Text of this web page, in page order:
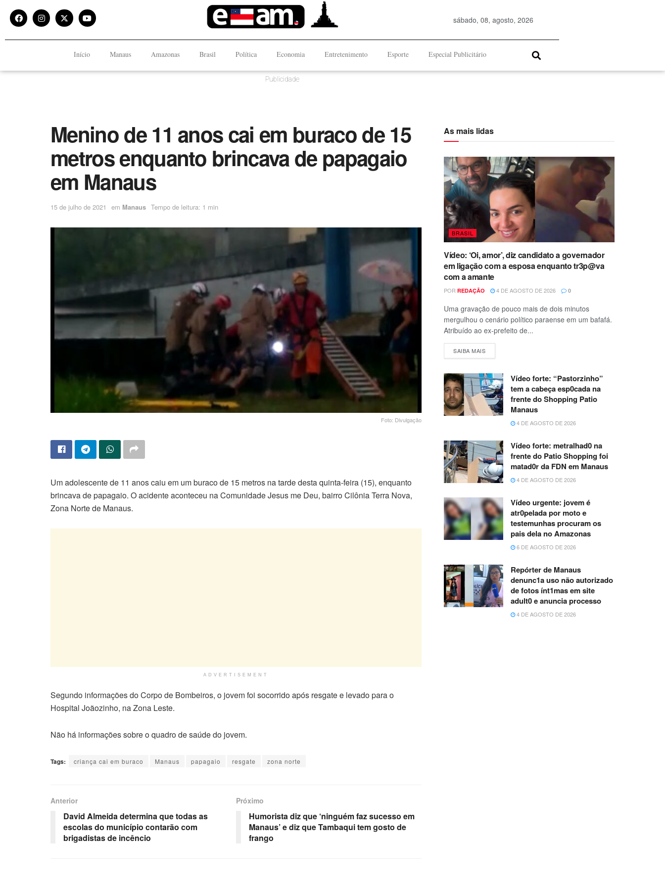
sábado, 08, agosto, 2026
Início Manaus Amazonas Brasil Política Economia Entretenimento Esporte Especial Publicitário
Publicidade
Menino de 11 anos cai em buraco de 15
metros enquanto brincava de papagaio
em Manaus
15 de julho de 2021 em Manaus Tempo de leitura: 1 min
Foto: Divulgação
Um adolescente de 11 anos caiu em um buraco de 15 metros na tarde desta quinta-feira (15), enquanto
brincava de papagaio. O acidente aconteceu na Comunidade Jesus me Deu, bairro Cilônia Terra Nova,
Zona Norte de Manaus.
ADVERTISEMENT
Segundo informações do Corpo de Bombeiros, o jovem foi socorrido após resgate e levado para o
Hospital Joãozinho, na Zona Leste.
Não há informações sobre o quadro de saúde do jovem.
Tags: criança cai em buraco Manaus papagaio resgate zona norte
Anterior
David Almeida determina que todas as
escolas do município contarão com
brigadistas de incêncio
Próximo
Humorista diz que ‘ninguém faz sucesso em
Manaus’ e diz que Tambaqui tem gosto de
frango
As mais lidas
BRASIL
Vídeo: ‘Oi, amor’, diz candidato a governador
em ligação com a esposa enquanto tr3p@va
com a amante
POR REDAÇÃO 4 DE AGOSTO DE 2026 0
Uma gravação de pouco mais de dois minutos
mergulhou o cenário político paraense em um bafafá.
Atribuído ao ex-prefeito de...
SAIBA MAIS
Vídeo forte: “Pastorzinho”
tem a cabeça esp0cada na
frente do Shopping Patio
Manaus
4 DE AGOSTO DE 2026
Vídeo forte: metralhad0 na
frente do Patio Shopping foi
matad0r da FDN em Manaus
4 DE AGOSTO DE 2026
Vídeo urgente: jovem é
atr0pelada por moto e
testemunhas procuram os
pais dela no Amazonas
6 DE AGOSTO DE 2026
Repórter de Manaus
denunc1a uso não autorizado
de fotos ínt1mas em site
adult0 e anuncia processo
4 DE AGOSTO DE 2026